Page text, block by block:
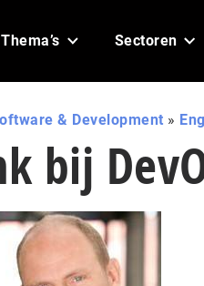
Thema’s Sectoren
& Development »
bij